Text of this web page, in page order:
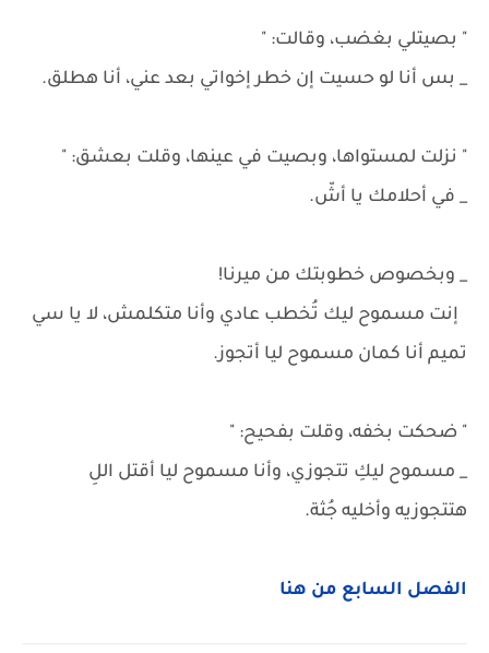
" بصيتلي بغضب، وقالت: "
_ بس أنا لو حسيت إن خطر إخواتي بعد عني، أنا هطلق.
" نزلت لمستواها، وبصيت في عينها، وقلت بعشق: "
_ في أحلامك يا أشّ.
_ وبخصوص خطوبتك من ميرنا!
إنت مسموح ليك تُخطب عادي وأنا متكلمش، لا يا سي
تميم أنا كمان مسموح ليا أتجوز.
" ضحكت بخفه، وقلت بفحيح: "
_ مسموح ليكِ تتجوزي، وأنا مسموح ليا أقتل اللِ
هتتجوزيه وأخليه جُثة.
الفصل السابع من هنا